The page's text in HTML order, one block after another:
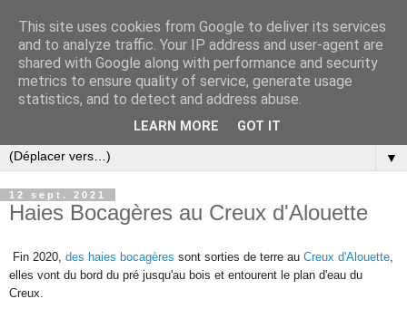
▼
12 sept. 2021
Haies Bocagères au Creux d'Alouette
Fin 2020, des haies bocagères sont sorties de terre au Creux d'Alouette,
elles vont du bord du pré jusqu'au bois et entourent le plan d'eau du
Creux.
This site uses cookies from Google to deliver its services
and to analyze traffic. Your IP address and user-agent are
shared with Google along with performance and security
metrics to ensure quality of service, generate usage
statistics, and to detect and address abuse.
LEARN MORE GOT IT